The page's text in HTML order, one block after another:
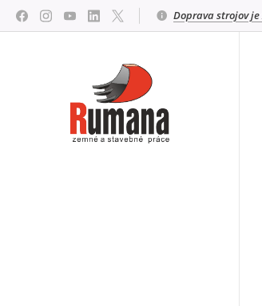
Doprava strojov